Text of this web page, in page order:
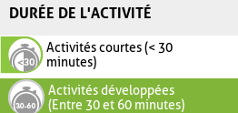
DURÉE DE L'ACTIVITÉ
Activités courtes (< 30
minutes)
Activités développées
(Entre 30 et 60 minutes)